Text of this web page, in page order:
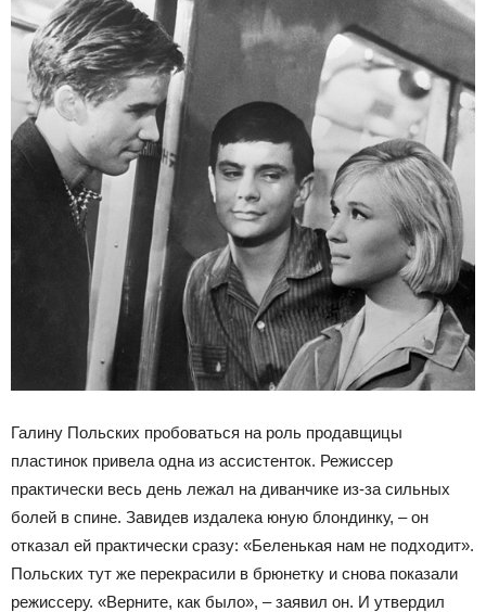
Галину Польских пробоваться на роль продавщицы
пластинок привела одна из ассистенток. Режиссер
практически весь день лежал на диванчике из-за сильных
болей в спине. Завидев издалека юную блондинку, – он
отказал ей практически сразу: «Беленькая нам не подходит».
Польских тут же перекрасили в брюнетку и снова показали
режиссеру. «Верните, как было», – заявил он. И утвердил